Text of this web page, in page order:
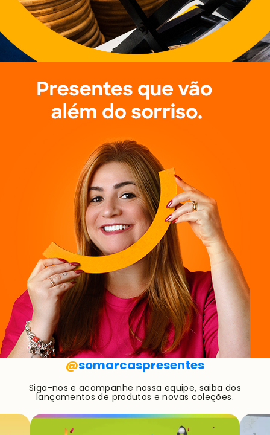
@somarcaspresentes
Siga-nos e acompanhe nossa equipe, saiba dos
lançamentos de produtos e novas coleções.